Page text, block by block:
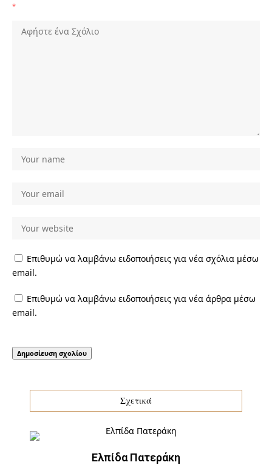
*
Επιθυμώ να λαμβάνω ειδοποιήσεις για νέα σχόλια μέσω
email.
Επιθυμώ να λαμβάνω ειδοποιήσεις για νέα άρθρα μέσω
email.
Σχετικά
Ελπίδα Πατεράκη